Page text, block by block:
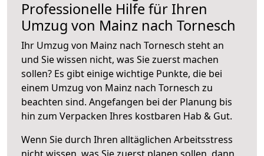
Professionelle Hilfe für Ihren
Umzug von Mainz nach Tornesch
Ihr Umzug von Mainz nach Tornesch steht an
und Sie wissen nicht, was Sie zuerst machen
sollen? Es gibt einige wichtige Punkte, die bei
einem Umzug von Mainz nach Tornesch zu
beachten sind. Angefangen bei der Planung bis
hin zum Verpacken Ihres kostbaren Hab & Gut.
Wenn Sie durch Ihren alltäglichen Arbeitsstress